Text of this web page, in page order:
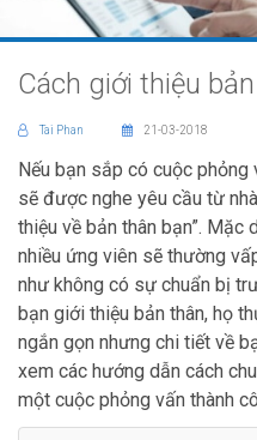
Cách giới thiệu
Tai Phan 21-03-2018
Nếu bạn sắp có cuộc phỏng
sẽ được nghe yêu cầu từ
thiệu về bản thân bạn”. Mặc
nhiều ứng viên sẽ thường
như không có sự chuẩn bị
bạn giới thiệu bản thân, họ
ngắn gọn nhưng chi tiết về
xem các hướng dẫn cách
một cuộc phỏng vấn thành